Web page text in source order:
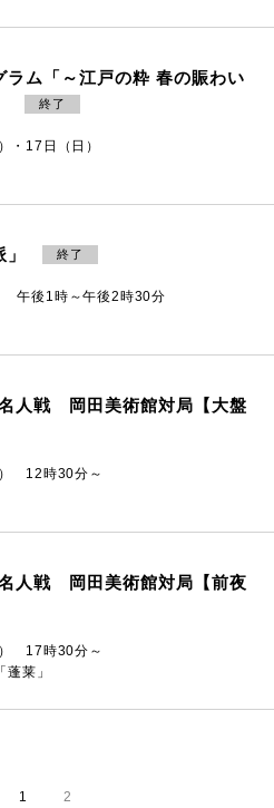
ラム「～江戸の粋 春の賑わい
終了
・17日（日）
終了
午後1時～午後2時30分
人戦 岡田美術館対局【大盤
12時30分～
人戦 岡田美術館対局【前夜
17時30分～
莱」
1 2